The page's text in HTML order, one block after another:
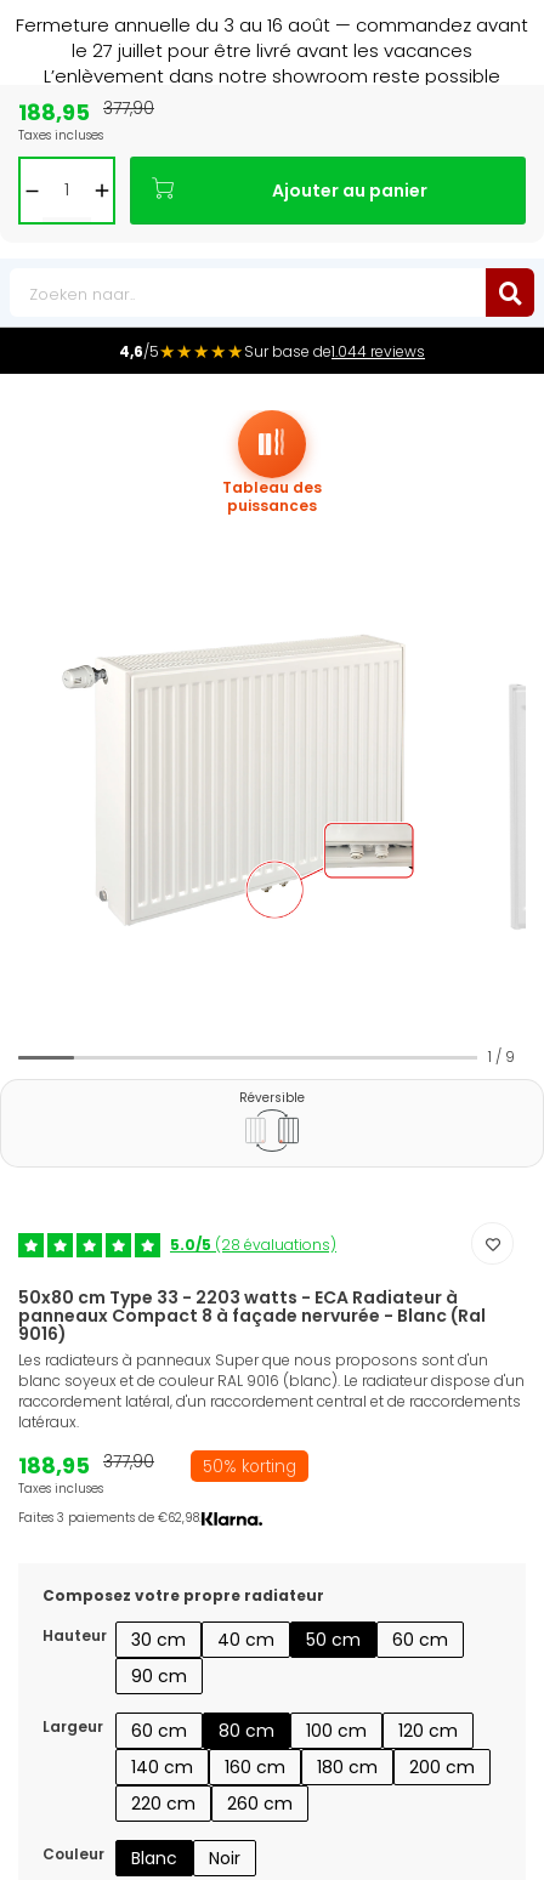
Fermeture annuelle du 3 au 16 août — commandez avant
le 27 juillet pour être livré avant les vacances
L’enlèvement dans notre showroom reste possible
4,6/5★★★★★Sur base de1.044 reviews
Tableau des
puissances
1 / 9
Réversible
5.0/5 (28 évaluations)
50x80 cm Type 33 - 2203 watts - ECA Radiateur à
panneaux Compact 8 à façade nervurée - Blanc (Ral
9016)
Les radiateurs à panneaux Super que nous proposons sont d'un
blanc soyeux et de couleur RAL 9016 (blanc). Le radiateur dispose d'un
raccordement latéral, d'un raccordement central et de raccordements
latéraux.
188,95
Taxes incluses
377,90 50% korting
Faites 3 paiements de €62,98.
Composez votre propre radiateur
Hauteur
30 cm 40 cm 50 cm
60 cm
90 cm
Largeur 60 cm 80 cm 100 cm
120 cm
140 cm
160 cm 180 cm
200 cm
220 cm
260 cm
Couleur Blanc Noir
188,95
Taxes incluses
377,90
Ajouter au panier